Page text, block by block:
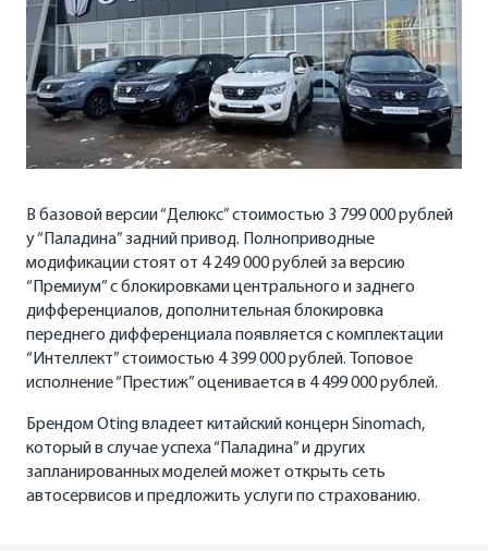
В базовой версии “Делюкс” стоимостью 3 799 000 рублей
у “Паладина” задний привод. Полноприводные
модификации стоят от 4 249 000 рублей за версию
“Премиум” с блокировками центрального и заднего
дифференциалов, дополнительная блокировка
переднего дифференциала появляется с комплектации
“Интеллект” стоимостью 4 399 000 рублей. Топовое
исполнение “Престиж” оценивается в 4 499 000 рублей.
Брендом Oting владеет китайский концерн Sinomach,
который в случае успеха “Паладина” и других
запланированных моделей может открыть сеть
автосервисов и предложить услуги по страхованию.